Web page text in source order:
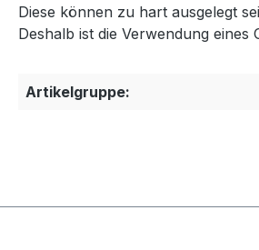
Diese können zu hart ausgelegt
Deshalb ist die Verwendung
Artikelgruppe: